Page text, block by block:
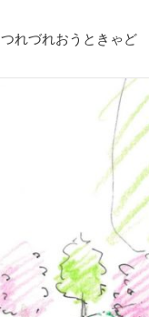
つれづれおうときゃど